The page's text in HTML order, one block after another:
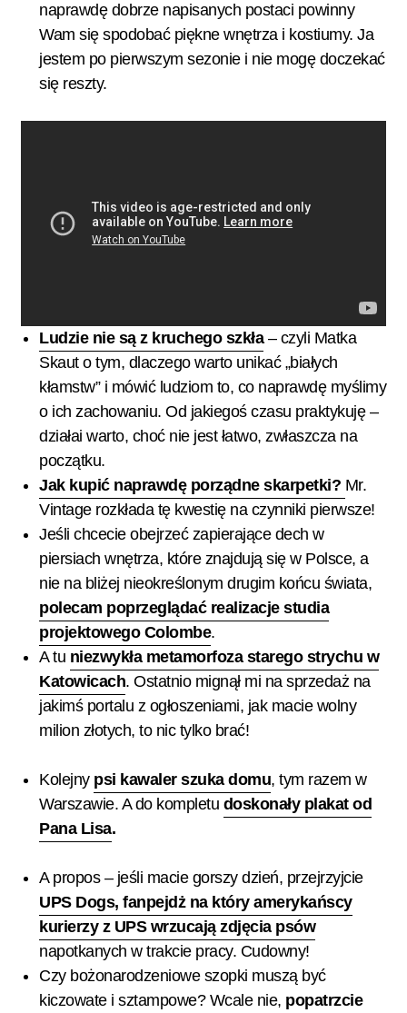
naprawdę dobrze napisanych postaci powinny
Wam się spodobać piękne wnętrza i kostiumy. Ja
jestem po pierwszym sezonie i nie mogę doczekać
się reszty.
Ludzie nie są z kruchego szkła– czyli Matka
Skaut o tym, dlaczego warto unikać „białych
kłamstw” i mówić ludziom to, co naprawdę myślimy
o ich zachowaniu. Od jakiegoś czasu praktykuję –
działai warto, choć nie jest łatwo, zwłaszcza na
początku.
Jak kupić naprawdę porządne skarpetki? Mr.
Vintage rozkłada tę kwestię na czynniki pierwsze!
Jeśli chcecie obejrzeć zapierające dech w
piersiach wnętrza, które znajdują się w Polsce, a
nie na bliżej nieokreślonym drugim końcu świata,
polecam poprzeglądać realizacje studia
projektowego Colombe.
A tu niezwykła metamorfoza starego strychu w
Katowicach. Ostatnio mignął mi na sprzedaż na
jakimś portalu z ogłoszeniami, jak macie wolny
milion złotych, to nic tylko brać!
Kolejny psi kawaler szuka domu, tym razem w
Warszawie. A do kompletu doskonały plakat od
Pana Lisa.
A propos – jeśli macie gorszy dzień, przejrzyjcie
UPS Dogs, fanpejdż na który amerykańscy
kurierzy z UPS wrzucają zdjęcia psów
napotkanych w trakcie pracy. Cudowny!
Czy bożonarodzeniowe szopki muszą być
kiczowate i sztampowe? Wcale nie, popatrzcie